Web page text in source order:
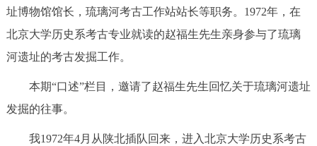
址博物馆馆长，琉璃河考古工作站站长等职务。1972年，在
北京大学历史系考古专业就读的赵福生先生亲身参与了琉璃
河遗址的考古发掘工作。
本期“口述”栏目，邀请了赵福生先生回忆关于琉璃河遗址
发掘的往事。
我1972年4月从陕北插队回来，进入北京大学历史系考古